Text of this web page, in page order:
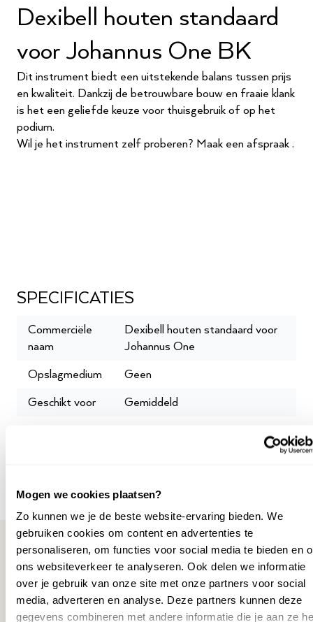
Mogen we cookies plaatsen?
Zo kunnen we je de beste website-ervaring bieden. We
gebruiken cookies om content en advertenties te
personaliseren, om functies voor social media te bieden en
ons websiteverkeer te analyseren. Ook delen we informatie
over je gebruik van onze site met onze partners voor social
media, adverteren en analyse. Deze partners kunnen deze
gegevens combineren met andere informatie die je aan ze
Dexibell houten standaard
voor Johannus One BK
Dit instrument biedt een uitstekende balans tussen prijs
en kwaliteit. Dankzij de betrouwbare bouw en fraaie klank
is het een geliefde keuze voor thuisgebruik of op het
podium.
Wil je het instrument zelf proberen? Maak een afspraak .
SPECIFICATIES
Commerciële
naam
Dexibell houten standaard voor
Johannus One
Opslagmedium
Geen
Geschikt voor
Gemiddeld
Misschien ook interessant